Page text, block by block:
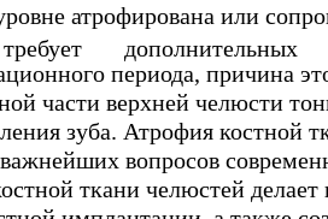
атрофирована или
требует
дополнительных
периода, причина
части верхней челюсти
зуба. Атрофия костной
вопросов
ткани челюстей